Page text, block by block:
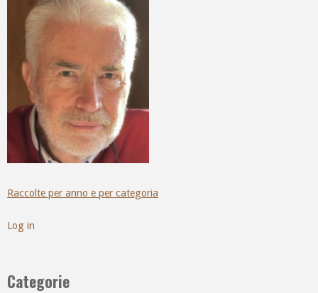
Raccolte per anno e per categoria
Log in
Categorie